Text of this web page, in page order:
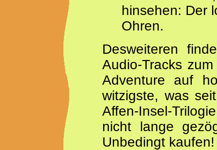
hinsehen: Der
Ohren.
Desweiteren
Audio-Tracks
Adventure auf
witzigste, was
Affen-Insel-
nicht lange
Unbedingt kaufen!